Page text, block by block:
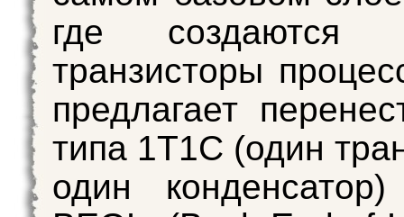
где создаются
транзисторы
предлагает
типа 1T1C (один
один